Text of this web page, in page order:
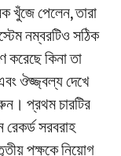
পেলেন, তারা
নম্বরটিও সঠিক
করেছে কিনা তা
ঔজ্জ্বল্য দেখে
প্রথম চারটির
সরবরাহ